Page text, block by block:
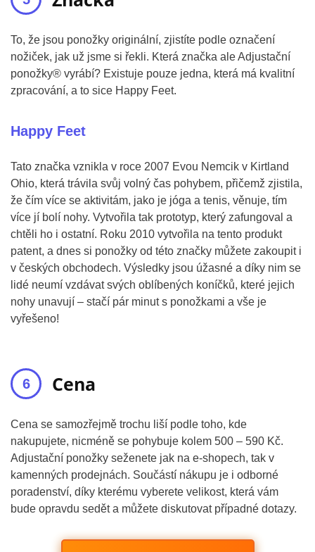
To, že jsou ponožky originální, zjistíte podle označení
nožiček, jak už jsme si řekli. Která značka ale Adjustační
ponožky® vyrábí? Existuje pouze jedna, která má kvalitní
zpracování, a to sice Happy Feet.
Happy Feet
Tato značka vznikla v roce 2007 Evou Nemcik v Kirtland
Ohio, která trávila svůj volný čas pohybem, přičemž zjistila,
že čím více se aktivitám, jako je jóga a tenis, věnuje, tím
více jí bolí nohy. Vytvořila tak prototyp, který zafungoval a
chtěli ho i ostatní. Roku 2010 vytvořila na tento produkt
patent, a dnes si ponožky od této značky můžete zakoupit i
v českých obchodech. Výsledky jsou úžasné a díky nim se
lidé neumí vzdávat svých oblíbených koníčků, které jejich
nohy unavují – stačí pár minut s ponožkami a vše je
vyřešeno!
Cena
Cena se samozřejmě trochu liší podle toho, kde
nakupujete, nicméně se pohybuje kolem 500 – 590 Kč.
Adjustační ponožky seženete jak na e-shopech, tak v
kamenných prodejnách. Součástí nákupu je i odborné
poradenství, díky kterému vyberete velikost, která vám
bude opravdu sedět a můžete diskutovat případné dotazy.